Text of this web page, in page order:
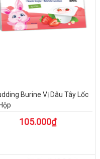
Burine Vị Dâu Tây Lốc
105.000₫